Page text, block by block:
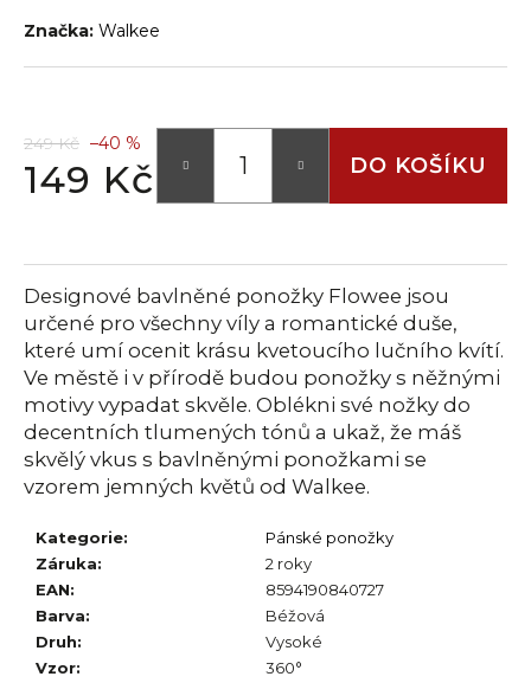
Značka: Walkee
249 Kč –40 %
149 Kč DO KOŠÍKU
Designové bavlněné ponožky Flowee jsou
určené pro všechny víly a romantické duše,
které umí ocenit krásu kvetoucího lučního kvítí.
Ve městě i v přírodě budou ponožky s něžnými
motivy vypadat skvěle. Oblékni své nožky do
decentních tlumených tónů a ukaž, že máš
skvělý vkus s bavlněnými ponožkami se
vzorem jemných květů od Walkee.
Kategorie:
Pánské ponožky
Záruka:
2 roky
EAN:
8594190840727
Barva:
Béžová
Druh:
Vysoké
Vzor:
360°
o
r
u
j
e